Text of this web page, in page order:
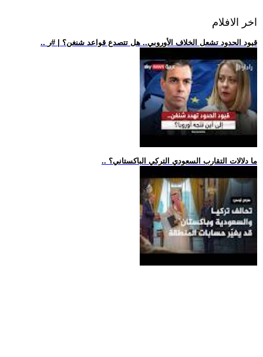
اخر الافلام
.. قيود الحدود تشعل الخلاف الأوروبي.. هل تتصدع قواعد شنغن؟ | #ر
.. ما دلالات التقارب السعودي التركي الباكستاني؟